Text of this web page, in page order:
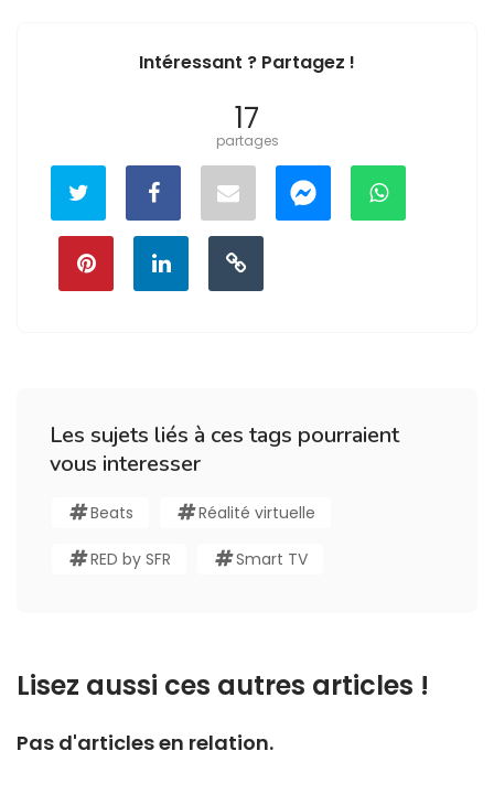
Intéressant ? Partagez !
17
partages
Les sujets liés à ces tags pourraient
vous interesser
Beats Réalité virtuelle
RED by SFR Smart TV
Lisez aussi ces autres articles !
Pas d'articles en relation.